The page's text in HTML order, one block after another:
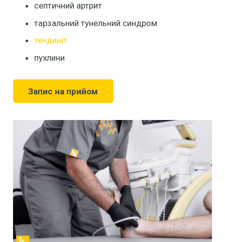
септичний артрит
тарзальний тунельний синдром
тендиніт
пухлини
Запис на прийом